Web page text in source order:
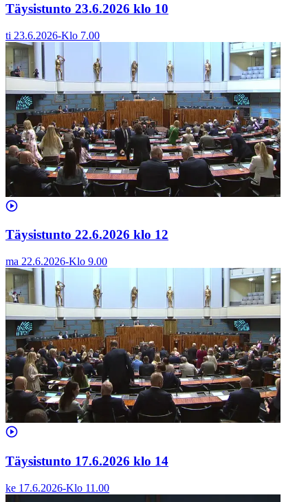
Täysistunto 23.6.2026 klo 10
ti 23.6.2026-Klo 7.00
Täysistunto 22.6.2026 klo 12
ma 22.6.2026-Klo 9.00
Täysistunto 17.6.2026 klo 14
ke 17.6.2026-Klo 11.00